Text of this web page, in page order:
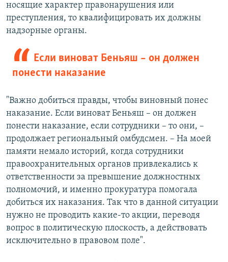
носящие характер правонарушения или
преступления, то квалифицировать их должны
надзорные органы.
Если виноват Беньяш – он должен
понести наказание
"Важно добиться правды, чтобы виновный понес
наказание. Если виноват Беньяш – он должен
понести наказание, если сотрудники – то они, –
продолжает региональный омбудсмен. – На моей
памяти немало историй, когда сотрудники
правоохранительных органов привлекались к
ответственности за превышение должностных
полномочий, и именно прокуратура помогала
добиться их наказания. Так что в данной ситуации
нужно не проводить какие-то акции, переводя
вопрос в политическую плоскость, а действовать
исключительно в правовом поле".​